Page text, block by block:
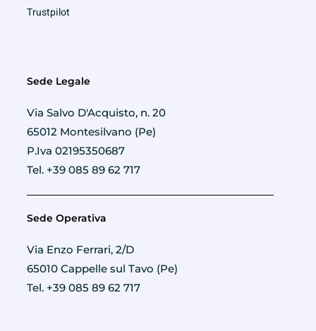
Trustpilot
Sede Legale
Via Salvo D'Acquisto, n. 20
65012 Montesilvano (Pe)
P.Iva 02195350687
Tel. +39 085 89 62 717
Sede Operativa
Via Enzo Ferrari, 2/D
65010 Cappelle sul Tavo (Pe)
Tel. +39 085 89 62 717